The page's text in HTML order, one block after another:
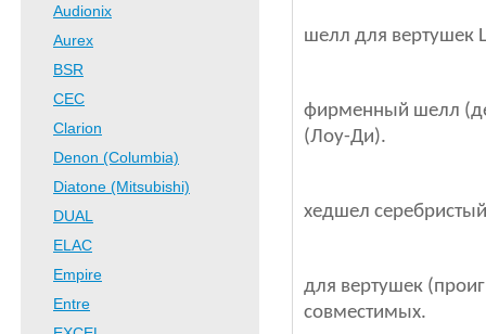
Audionix
Aurex
BSR
CEC
Clarion
Denon (Columbia)
Diatone (Mitsubishi)
DUAL
ELAC
Empire
Entre
шелл для вертушек
фирменный шелл
(Лоу-Ди).
хедшел
для вертушек
совместимых.